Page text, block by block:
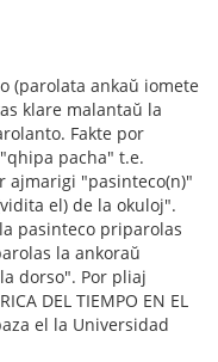
(parolata ankaŭ iomete
klare malantaŭ la
Fakte por
pacha" t.e.
ajmarigi "pasinteco(n)"
el) de la okuloj".
pasinteco priparolas
la ankoraŭ
dorso". Por pliaj
DEL TIEMPO EN EL
el la Universidad